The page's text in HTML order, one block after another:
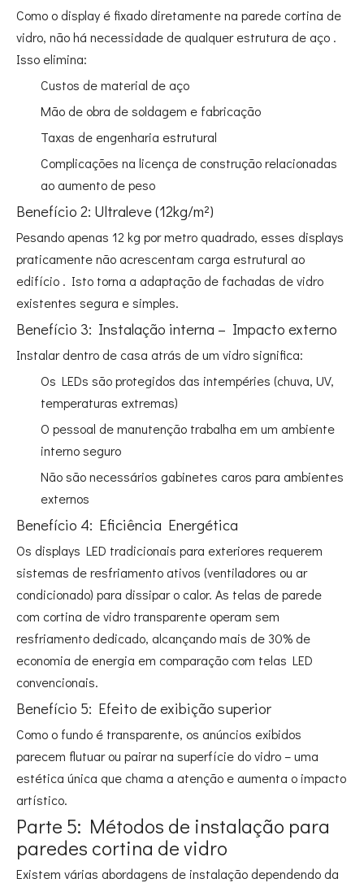
Como o display é fixado diretamente na parede cortina de
vidro, não há necessidade de qualquer estrutura de aço .
Isso elimina:
Custos de material de aço
Mão de obra de soldagem e fabricação
Taxas de engenharia estrutural
Complicações na licença de construção relacionadas
ao aumento de peso
Benefício 2: Ultraleve (12kg/m²)
Pesando apenas 12 kg por metro quadrado, esses displays
praticamente não acrescentam carga estrutural ao
edifício . Isto torna a adaptação de fachadas de vidro
existentes segura e simples.
Benefício 3: Instalação interna – Impacto externo
Instalar dentro de casa atrás de um vidro significa:
Os LEDs são protegidos das intempéries (chuva, UV,
temperaturas extremas)
O pessoal de manutenção trabalha em um ambiente
interno seguro
Não são necessários gabinetes caros para ambientes
externos
Benefício 4: Eficiência Energética
Os displays LED tradicionais para exteriores requerem
sistemas de resfriamento ativos (ventiladores ou ar
condicionado) para dissipar o calor. As telas de parede
com cortina de vidro transparente operam sem
resfriamento dedicado, alcançando mais de 30% de
economia de energia em comparação com telas LED
convencionais.
Benefício 5: Efeito de exibição superior
Como o fundo é transparente, os anúncios exibidos
parecem flutuar ou pairar na superfície do vidro – uma
estética única que chama a atenção e aumenta o impacto
artístico.
Parte 5: Métodos de instalação para
paredes cortina de vidro
Existem várias abordagens de instalação dependendo da